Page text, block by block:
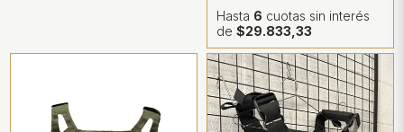
Hasta 6 cuotas sin interés
de $29.833,33